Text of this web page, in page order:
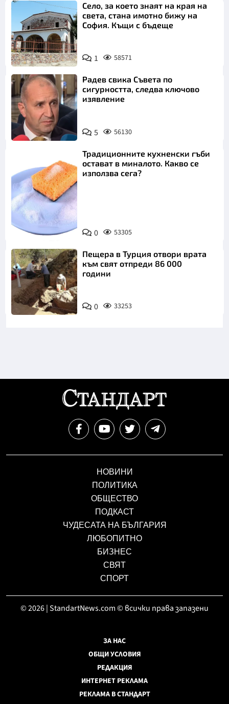
Село, за което знаят на края на
света, стана имотно бижу на
София. Къщи с бъдеще
1 58571
Радев свика Съвета по
сигурността, следва ключово
изявление
5 56130
Снимка:
Пиксабей
Традиционните кухненски гъби
остават в миналото. Какво се
използва сега?
0 53305
Пещера в Турция отвори врата
към свят отпреди 86 000
години
0 33253
НОВИНИ
ПОЛИТИКА
ОБЩЕСТВО
ПОДКАСТ
ЧУДЕСАТА НА БЪЛГАРИЯ
ЛЮБОПИТНО
БИЗНЕС
СВЯТ
СПОРТ
© 2026 | StandartNews.com © всички права запазени
ЗА НАС
ОБЩИ УСЛОВИЯ
РЕДАКЦИЯ
ИНТЕРНЕТ РЕКЛАМА
РЕКЛАМА В СТАНДАРТ